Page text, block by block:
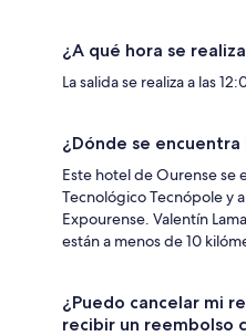
¿A qué hora se
La salida se realiza a las
¿Dónde se encuentra
Este hotel de Ourense se
Tecnológico Tecnópole y
Expourense. Valentín
están a menos de 10
¿Puedo cancelar mi
recibir un reembolso